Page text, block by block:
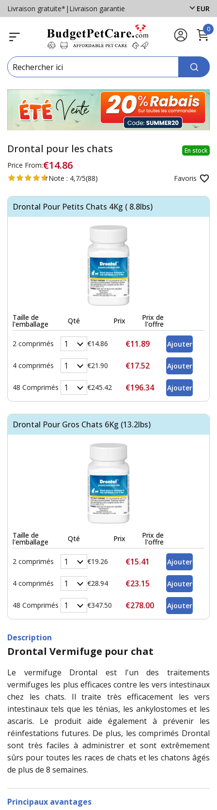
Livraison gratuite* | Livraison garantie EUR
0
En stock
Drontal pour les chats
Price From:€14.86
Favoris
Note : 4,7/5(88)
Drontal Pour Petits Chats 4Kg ( 8.8lbs)
Taille de
l'emballage Qté Prix Prix de
l'offre
2 comprimés €14.86 €11.89
4 comprimés €21.90 €17.52
48 Comprimés €245.42 €196.34
Drontal Pour Gros Chats 6Kg (13.2lbs)
Taille de
l'emballage Qté Prix Prix de
l'offre
2 comprimés €19.26 €15.41
4 comprimés €28.94 €23.15
48 Comprimés €347.50 €278.00
Description
Drontal Vermifuge pour chat
Le vermifuge Drontal est l'un des traitements
vermifuges les plus efficaces contre les vers intestinaux
chez les chats. Il traite très efficacement les vers
intestinaux tels que les ténias, les ankylostomes et les
ascaris. Le produit aide également à prévenir les
réinfestations futures. De plus, les comprimés Drontal
sont très faciles à administrer et sont extrêmement
sûrs pour toutes les races de chats et les chatons âgés
de plus de 8 semaines.
Principaux avantages